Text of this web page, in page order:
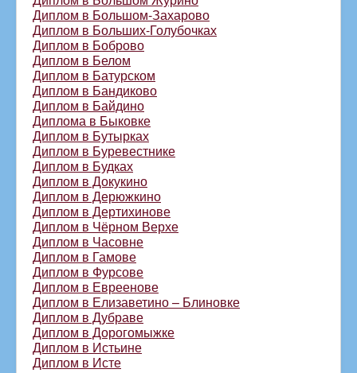
Диплом в Большом-Захарово
Диплом в Больших-Голубочках
Диплом в Боброво
Диплом в Белом
Диплом в Батурском
Диплом в Бандиково
Диплом в Байдино
Диплома в Быковке
Диплом в Бутырках
Диплом в Буревестнике
Диплом в Будках
Диплом в Докукино
Диплом в Дерюжкино
Диплом в Дертихинове
Диплом в Чёрном Верхе
Диплом в Часовне
Диплом в Гамове
Диплом в Фурсове
Диплом в Евреенове
Диплом в Елизаветино – Блиновке
Диплом в Дубраве
Диплом в Дорогомыжке
Диплом в Истьине
Диплом в Исте